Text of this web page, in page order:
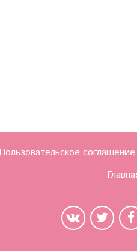
Пользовательское соглашение